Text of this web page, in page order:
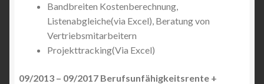
Bandbreiten Kostenberechnung,
Listenabgleiche(via Excel), Beratung von
Vertriebsmitarbeitern
Projekttracking(Via Excel)
09/2013 – 09/2017 Berufsunfähigkeitsrente +